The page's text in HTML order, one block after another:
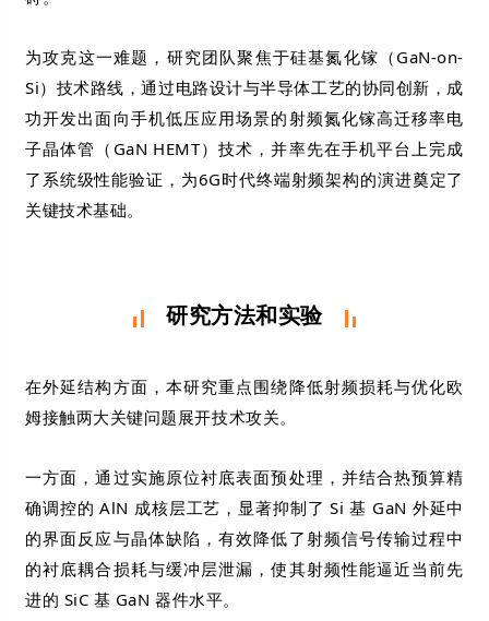
为攻克这一难题，研究团队聚焦于硅基氮化镓（GaN-on-
Si）技术路线，通过电路设计与半导体工艺的协同创新，成
功开发出面向手机低压应用场景的射频氮化镓高迁移率电
子晶体管（GaN HEMT）技术，并率先在手机平台上完成
了系统级性能验证，为6G时代终端射频架构的演进奠定了
关键技术基础。
研究方法和实验
在外延结构方面，本研究重点围绕降低射频损耗与优化欧
姆接触两大关键问题展开技术攻关。
一方面，通过实施原位衬底表面预处理，并结合热预算精
确调控的 AlN 成核层工艺，显著抑制了 Si 基 GaN 外延中
的界面反应与晶体缺陷，有效降低了射频信号传输过程中
的衬底耦合损耗与缓冲层泄漏，使其射频性能逼近当前先
进的 SiC 基 GaN 器件水平。